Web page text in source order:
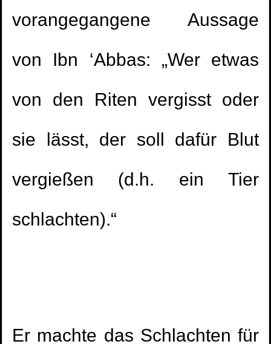
vorangegangene Aussage
von Ibn ‘Abbas: „Wer etwas
von den Riten vergisst oder
sie lässt, der soll dafür Blut
vergießen (d.h. ein Tier
schlachten).“